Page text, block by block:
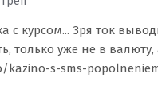
с курсом... Зря ток
только уже не в
s-sms-